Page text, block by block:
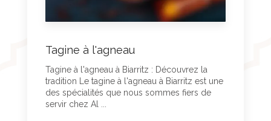
Tagine à l'agneau
Tagine à l'agneau à Biarritz : Découvrez la
tradition Le tagine à l'agneau à Biarritz est une
des spécialités que nous sommes fiers de
servir chez Al ...